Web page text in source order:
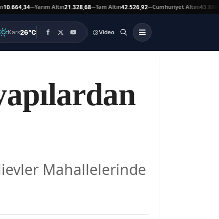
—Yarım Altın 21.328,68—Tam Altın 42.526,92—Cumhuriyet Altını43.869,00▲
Kars26°C Video
Mahallelerinde